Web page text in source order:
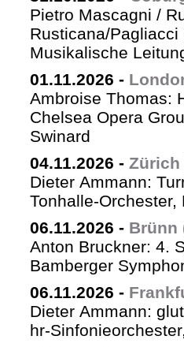
Pietro Mascagni /
Rusticana/Pagliacci
Musikalische
01.11.2026 -
Ambroise Thomas:
Chelsea Opera
Swinard
04.11.2026 - Zürich
Dieter Ammann:
Tonhalle-
06.11.2026 - Brünn
Anton Bruckner: 4.
Bamberger
06.11.2026 -
Dieter Ammann: glut
hr-